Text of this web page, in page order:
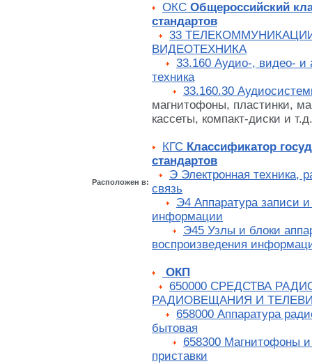
Расположен в:
ОКС Общероссийский
стандартов
33
ВИДЕОТЕХНИКА
33.160 Аудио-, видео- и
техника
33.160.30
магнитофоны, пластинки,
кассеты, компакт-диски и
КГС Классификатор
стандартов
Э Электронная техника,
связь
Э4 Аппаратура записи
информации
Э45 Узлы и блоки
воспроизведения
ОКП
650000 СРЕДСТВА
РАДИОВЕЩАНИЯ И
658000 Аппаратура
бытовая
658300 Магнитофоны
приставки